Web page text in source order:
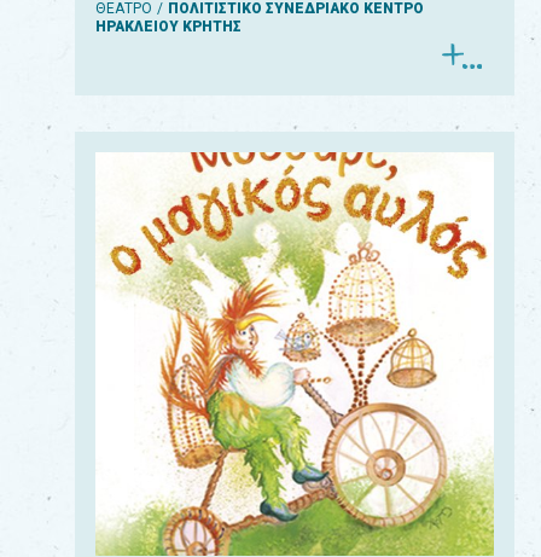
ΘΕΑΤΡΟ
ΠΟΛΙΤΙΣΤΙΚΟ ΣΥΝΕΔΡΙΑΚΟ ΚΕΝΤΡΟ
ΗΡΑΚΛΕΙΟΥ ΚΡΗΤΗΣ